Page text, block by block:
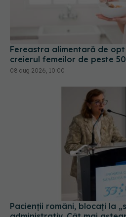
Fereastra alimentară de
creierul femeilor de peste
08 aug 2026, 10:00
Pacienții români, blocați la
administrativ. Cât mai
tratamentele inovatoare
Europa
05 aug 2026, 12:33